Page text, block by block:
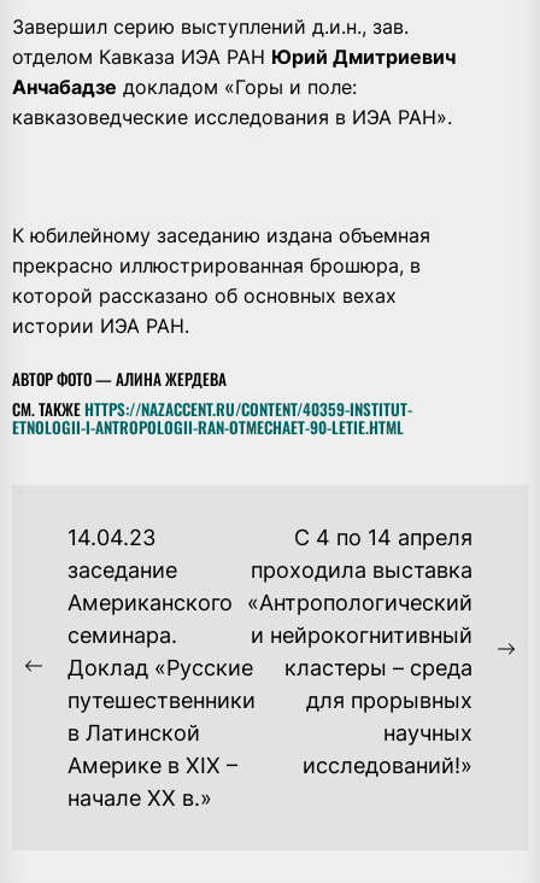
Завершил серию выступлений д.и.н., зав.
отделом Кавказа ИЭА РАН Юрий Дмитриевич
Анчабадзе докладом «Горы и поле:
кавказоведческие исследования в ИЭА РАН».
К юбилейному заседанию издана объемная
прекрасно иллюстрированная брошюра, в
которой рассказано об основных вехах
истории ИЭА РАН.
АВТОР ФОТО — АЛИНА ЖЕРДЕВА
СМ. ТАКЖЕHTTPS://NAZACCENT.RU/CONTENT/40359-INSTITUT-
ETNOLOGII-I-ANTROPOLOGII-RAN-OTMECHAET-90-LETIE.HTML
НАВИГАЦИЯ
ЗАПИСЯМ
Previous
post:
14.04.23
заседание
Американского
семинара.
Доклад «Русские
путешественники
в Латинской
Америке в XIX –
начале XX в.»
С 4 по 14 апреля
проходила выставка
«Антропологический
и нейрокогнитивный
кластеры – среда
для прорывных
научных
исследований!»